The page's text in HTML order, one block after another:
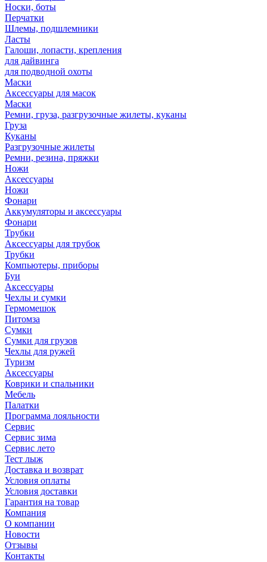
Носки, боты
Перчатки
Шлемы, подшлемники
Ласты
Галоши, лопасти, крепления
для дайвинга
для подводной охоты
Маски
Аксессуары для масок
Маски
Ремни, груза, разгрузочные жилеты, куканы
Груза
Куканы
Разгрузочные жилеты
Ремни, резина, пряжки
Ножи
Аксессуары
Ножи
Фонари
Аккумуляторы и аксессуары
Фонари
Трубки
Аксессуары для трубок
Трубки
Компьютеры, приборы
Буи
Аксессуары
Чехлы и сумки
Гермомешок
Питомза
Сумки
Сумки для грузов
Чехлы для ружей
Туризм
Аксессуары
Коврики и спальники
Мебель
Палатки
Программа лояльности
Сервис
Сервис зима
Сервис лето
Тест лыж
Доставка и возврат
Условия оплаты
Условия доставки
Гарантия на товар
Компания
О компании
Новости
Отзывы
Контакты